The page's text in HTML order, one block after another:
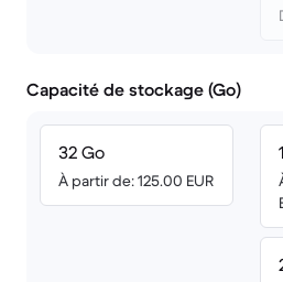
Capacité de stockage (Go)
32 Go
À partir de: 125.00 EUR